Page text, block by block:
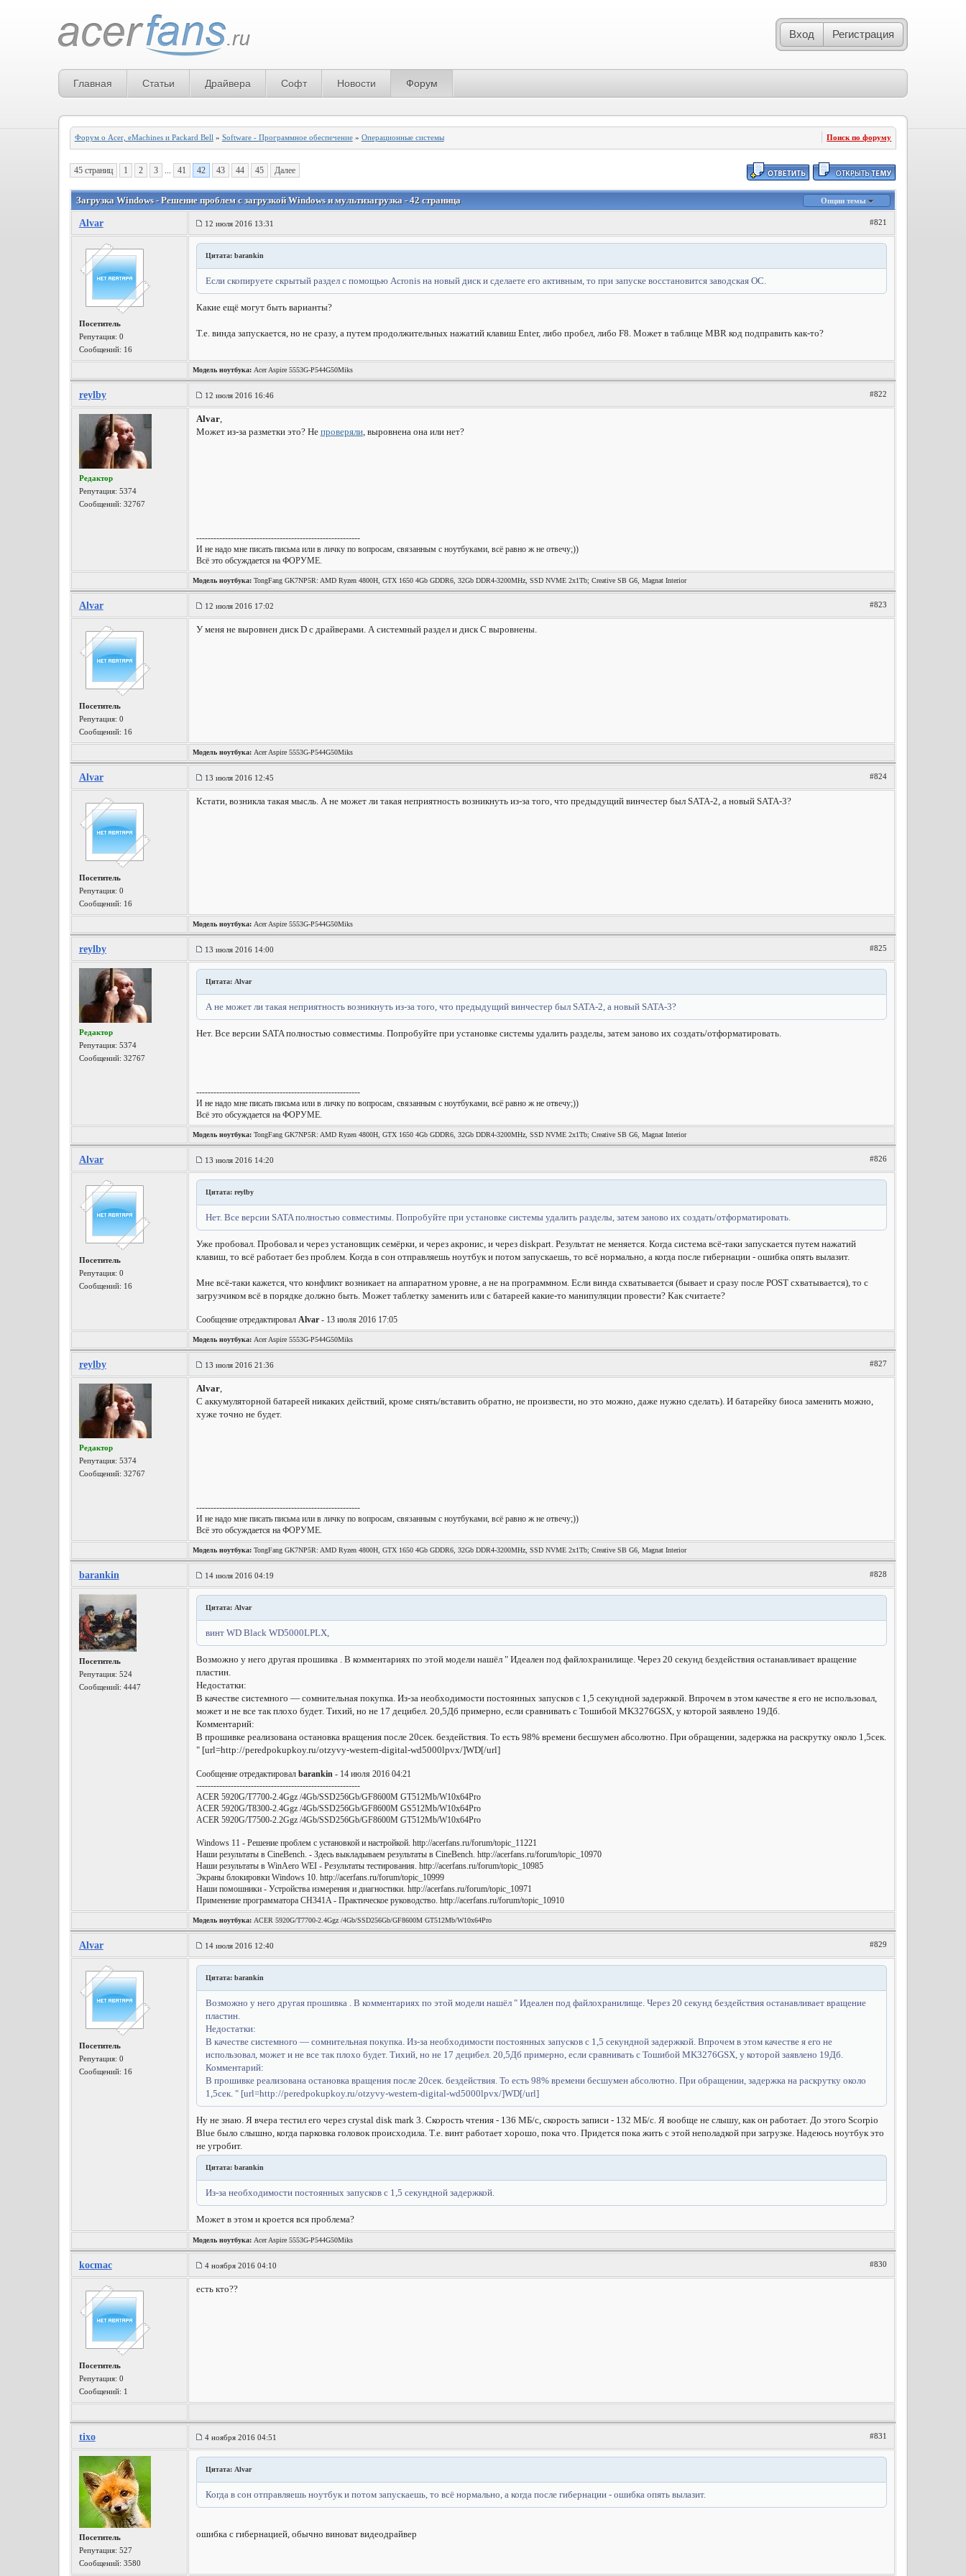
Вход Регистрация
Главная Статьи Драйвера Софт Новости Форум
Форум о Acer, eMachines и Packard Bell » Software - Программное обеспечение» Операционные системы Поиск по форуму
45 страниц 1 2 3 ... 41 42 43 44 45 Далее
Загрузка Windows - Решение проблем с загрузкой Windows и мультизагрузка - 42 страница Опции темы
Alvar 12 июля 2016 13:31 #821
Посетитель
Репутация: 0
Сообщений: 16
Цитата: barankin
Если скопируете скрытый раздел с помощью Acronis на новый диск и сделаете его активным, то при запуске восстановится заводская ОС.
Какие ещё могут быть варианты?
Т.е. винда запускается, но не сразу, а путем продолжительных нажатий клавиш Enter, либо пробел, либо F8. Может в таблице MBR код подправить как-то?
Модель ноутбука:Acer Aspire 5553G-P544G50Miks
reylby 12 июля 2016 16:46 #822
Редактор
Репутация: 5374
Сообщений: 32767
Alvar,
Может из-за разметки это? Не проверяли, выровнена она или нет?
---------------------------------------------------------
И не надо мне писать письма или в личку по вопросам, связанным с ноутбуками, всё равно ж не отвечу;))
Всё это обсуждается на ФОРУМЕ.
Модель ноутбука:TongFang GK7NP5R: AMD Ryzen 4800H, GTX 1650 4Gb GDDR6, 32Gb DDR4-3200MHz, SSD NVME 2x1Tb; Creative SB G6, Magnat Interior
Wireless, Win10 x64, etc.
Alvar 12 июля 2016 17:02 #823
Посетитель
Репутация: 0
Сообщений: 16
У меня не выровнен диск D с драйверами. А системный раздел и диск С выровнены.
Модель ноутбука:Acer Aspire 5553G-P544G50Miks
Alvar 13 июля 2016 12:45 #824
Посетитель
Репутация: 0
Сообщений: 16
Кстати, возникла такая мысль. А не может ли такая неприятность возникнуть из-за того, что предыдущий винчестер был SATA-2, а новый SATA-3?
Модель ноутбука:Acer Aspire 5553G-P544G50Miks
reylby 13 июля 2016 14:00 #825
Редактор
Репутация: 5374
Сообщений: 32767
Цитата: Alvar
А не может ли такая неприятность возникнуть из-за того, что предыдущий винчестер был SATA-2, а новый SATA-3?
Нет. Все версии SATA полностью совместимы. Попробуйте при установке системы удалить разделы, затем заново их создать/отформатировать.
---------------------------------------------------------
И не надо мне писать письма или в личку по вопросам, связанным с ноутбуками, всё равно ж не отвечу;))
Всё это обсуждается на ФОРУМЕ.
Модель ноутбука:TongFang GK7NP5R: AMD Ryzen 4800H, GTX 1650 4Gb GDDR6, 32Gb DDR4-3200MHz, SSD NVME 2x1Tb; Creative SB G6, Magnat Interior
Wireless, Win10 x64, etc.
Alvar 13 июля 2016 14:20 #826
Посетитель
Репутация: 0
Сообщений: 16
Цитата: reylby
Нет. Все версии SATA полностью совместимы. Попробуйте при установке системы удалить разделы, затем заново их создать/отформатировать.
Уже пробовал. Пробовал и через установщик семёрки, и через акронис, и через diskpart. Результат не меняется. Когда система всё-таки запускается путем нажатий
клавиш, то всё работает без проблем. Когда в сон отправляешь ноутбук и потом запускаешь, то всё нормально, а когда после гибернации - ошибка опять вылазит.
Мне всё-таки кажется, что конфликт возникает на аппаратном уровне, а не на программном. Если винда схватывается (бывает и сразу после POST схватывается), то с
загрузчиком всё в порядке должно быть. Может таблетку заменить или с батареей какие-то манипуляции провести? Как считаете?
Сообщение отредактировал Alvar- 13 июля 2016 17:05
Модель ноутбука:Acer Aspire 5553G-P544G50Miks
reylby 13 июля 2016 21:36 #827
Редактор
Репутация: 5374
Сообщений: 32767
Alvar,
С аккумуляторной батареей никаких действий, кроме снять/вставить обратно, не произвести, но это можно, даже нужно сделать). И батарейку биоса заменить можно,
хуже точно не будет.
---------------------------------------------------------
И не надо мне писать письма или в личку по вопросам, связанным с ноутбуками, всё равно ж не отвечу;))
Всё это обсуждается на ФОРУМЕ.
Модель ноутбука:TongFang GK7NP5R: AMD Ryzen 4800H, GTX 1650 4Gb GDDR6, 32Gb DDR4-3200MHz, SSD NVME 2x1Tb; Creative SB G6, Magnat Interior
Wireless, Win10 x64, etc.
barankin 14 июля 2016 04:19 #828
Посетитель
Репутация: 524
Сообщений: 4447
Цитата: Alvar
винт WD Black WD5000LPLX,
Возможно у него другая прошивка . В комментариях по этой модели нашёл " Идеален под файлохранилище. Через 20 секунд бездействия останавливает вращение
пластин.
Недостатки:
В качестве системного — сомнительная покупка. Из-за необходимости постоянных запусков с 1,5 секундной задержкой. Впрочем в этом качестве я его не использовал,
может и не все так плохо будет. Тихий, но не 17 децибел. 20,5Дб примерно, если сравнивать с Тошибой MK3276GSX, у которой заявлено 19Дб.
Комментарий:
В прошивке реализована остановка вращения после 20сек. бездействия. То есть 98% времени бесшумен абсолютно. При обращении, задержка на раскрутку около 1,5сек.
" [url=http://peredpokupkoy.ru/otzyvy-western-digital-wd5000lpvx/]WD[/url]
Сообщение отредактировал barankin- 14 июля 2016 04:21
---------------------------------------------------------
ACER 5920G/T7700-2.4Ggz /4Gb/SSD256Gb/GF8600M GT512Mb/W10x64Pro
ACER 5920G/T8300-2.4Ggz /4Gb/SSD256Gb/GF8600M GS512Mb/W10x64Pro
ACER 5920G/T7500-2.2Ggz /4Gb/SSD256Gb/GF8600M GT512Mb/W10x64Pro
Windows 11 - Решение проблем с установкой и настройкой. http://acerfans.ru/forum/topic_11221
Наши результаты в CineBench. - Здесь выкладываем результаты в CineBench. http://acerfans.ru/forum/topic_10970
Наши результаты в WinAero WEI - Результаты тестирования. http://acerfans.ru/forum/topic_10985
Экраны блокировки Windows 10. http://acerfans.ru/forum/topic_10999
Наши помошники - Устройства измерения и диагностики. http://acerfans.ru/forum/topic_10971
Применение программатора CH341A - Практическое руководство. http://acerfans.ru/forum/topic_10910
Модель ноутбука:ACER 5920G/T7700-2.4Ggz /4Gb/SSD256Gb/GF8600M GT512Mb/W10x64Pro
Alvar 14 июля 2016 12:40 #829
Посетитель
Репутация: 0
Сообщений: 16
Цитата: barankin
Возможно у него другая прошивка . В комментариях по этой модели нашёл " Идеален под файлохранилище. Через 20 секунд бездействия останавливает вращение
пластин.
Недостатки:
В качестве системного — сомнительная покупка. Из-за необходимости постоянных запусков с 1,5 секундной задержкой. Впрочем в этом качестве я его не
использовал, может и не все так плохо будет. Тихий, но не 17 децибел. 20,5Дб примерно, если сравнивать с Тошибой MK3276GSX, у которой заявлено 19Дб.
Комментарий:
В прошивке реализована остановка вращения после 20сек. бездействия. То есть 98% времени бесшумен абсолютно. При обращении, задержка на раскрутку около
1,5сек. " [url=http://peredpokupkoy.ru/otzyvy-western-digital-wd5000lpvx/]WD[/url]
Ну не знаю. Я вчера тестил его через crystal disk mark 3. Скорость чтения - 136 МБ/с, скорость записи - 132 МБ/с. Я вообще не слышу, как он работает. До этого Scorpio
Blue было слышно, когда парковка головок происходила. Т.е. винт работает хорошо, пока что. Придется пока жить с этой неполадкой при загрузке. Надеюсь ноутбук это
не угробит.
Цитата: barankin
Из-за необходимости постоянных запусков с 1,5 секундной задержкой.
Может в этом и кроется вся проблема?
Модель ноутбука:Acer Aspire 5553G-P544G50Miks
kocmac 4 ноября 2016 04:10 #830
Посетитель
Репутация: 0
Сообщений: 1
есть кто??
tixo 4 ноября 2016 04:51 #831
Посетитель
Репутация: 527
Сообщений: 3580
Цитата: Alvar
Когда в сон отправляешь ноутбук и потом запускаешь, то всё нормально, а когда после гибернации - ошибка опять вылазит.
ошибка с гибернацией, обычно виноват видеодрайвер